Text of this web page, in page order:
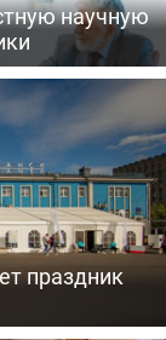
научную
праздник